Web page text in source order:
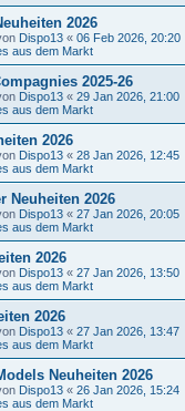
2026
Dispo13 « 06 Feb 2026, 20:20
aus dem Markt
2025-26
Dispo13 « 29 Jan 2026, 21:00
aus dem Markt
2026
Dispo13 « 28 Jan 2026, 12:45
aus dem Markt
Neuheiten 2026
Dispo13 « 27 Jan 2026, 20:05
aus dem Markt
2026
Dispo13 « 27 Jan 2026, 13:50
aus dem Markt
2026
Dispo13 « 27 Jan 2026, 13:47
aus dem Markt
Neuheiten 2026
Dispo13 « 26 Jan 2026, 15:24
aus dem Markt